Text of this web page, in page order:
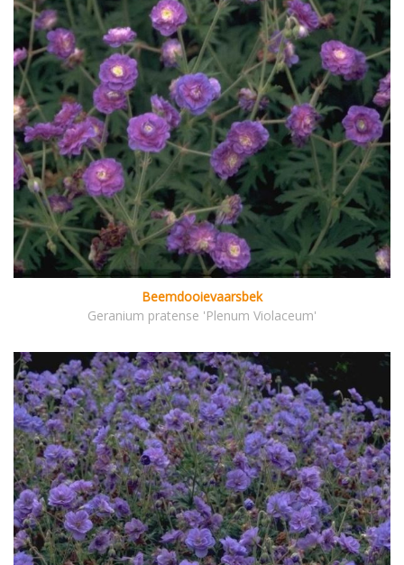
Beemdooievaarsbek
Geranium pratense 'Plenum Violaceum'